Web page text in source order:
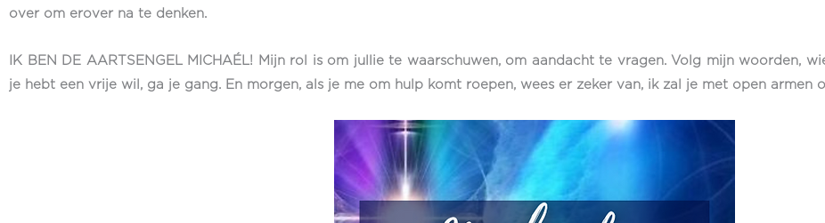
over om erover na te denken.
IK BEN DE AARTSENGEL MICHAÉL! Mijn rol is om jullie te waarschuwen, om aandacht te vragen. Volg mijn woorden,
je hebt een vrije wil, ga je gang. En morgen, als je me om hulp komt roepen, wees er zeker van, ik zal je met open armen